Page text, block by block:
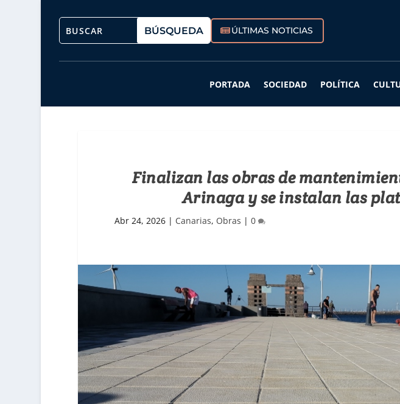
ÚLTIMAS NOTICIAS
PORTADA SOCIEDAD POLÍTICA
Finalizan las obras de
Arinaga y se instalan las
Abr 24, 2026| Canarias, Obras | 0